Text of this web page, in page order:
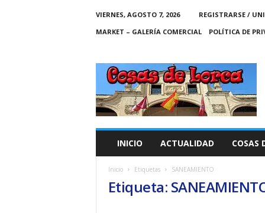
VIERNES, AGOSTO 7, 2026
REGISTRARSE /
MARKET – GALERÍA COMERCIAL
POLÍTICA DE
C
A
S
INICIO ACTUALIDAD COSAS
Inicio Etiquetas SANEAMIENTO
Etiqueta: